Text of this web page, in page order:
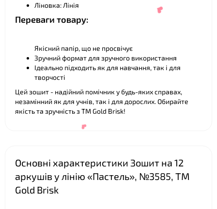
Ліновка: Лінія
Переваги товару:
Якісний папір, що не просвічує
Зручний формат для зручного використання
Ідеально підходить як для навчання, так і для
творчості
Цей зошит - надійний помічник у будь-яких справах,
незамінний як для учнів, так і для дорослих. Обирайте
якість та зручність з ТМ Gold Brisk!
Основні характеристики Зошит на 12
аркушів у лінію «Пастель», №3585, ТМ
Gold Brisk
❤
❤